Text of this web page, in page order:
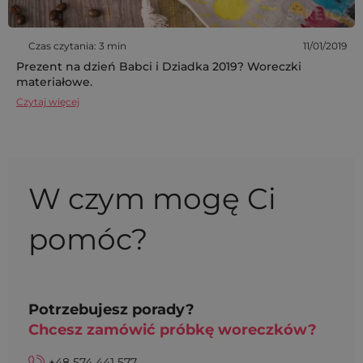
Czas czytania: 3 min 11/01/2019
Prezent na dzień Babci i Dziadka 2019? Woreczki
materiałowe.
Czytaj więcej
W czym mogę Ci
pomóc?
Potrzebujesz porady?
Chcesz zamówić próbkę woreczków?